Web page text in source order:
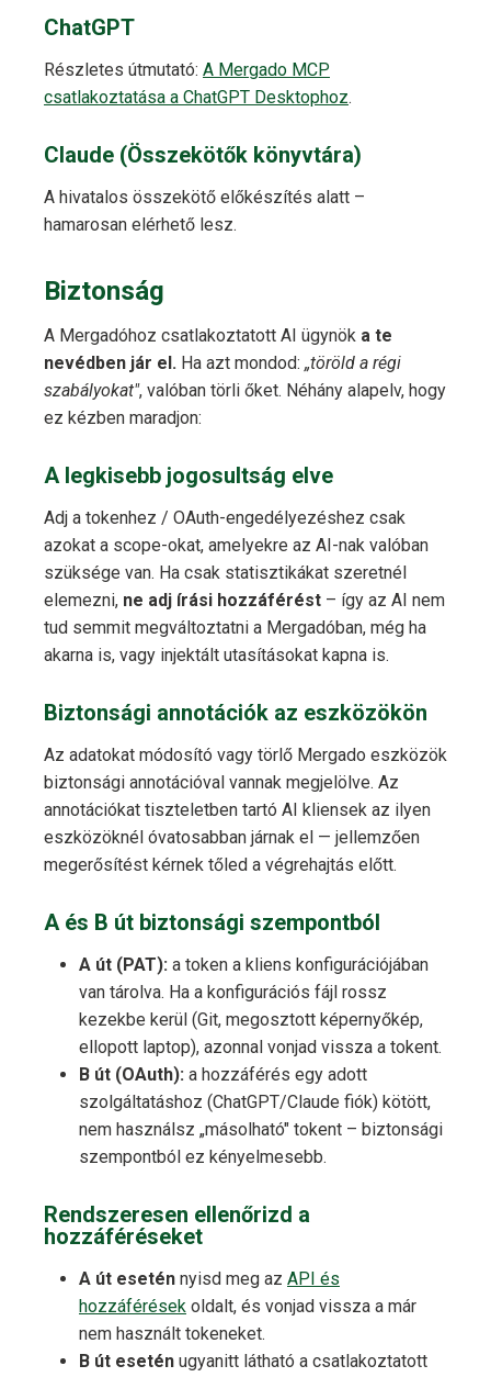
ChatGPT
Részletes útmutató: A Mergado MCP
csatlakoztatása a ChatGPT Desktophoz.
Claude (Összekötők könyvtára)
A hivatalos összekötő előkészítés alatt –
hamarosan elérhető lesz.
Biztonság
A Mergadóhoz csatlakoztatott AI ügynök a te
nevédben jár el. Ha azt mondod: „töröld a régi
szabályokat", valóban törli őket. Néhány alapelv, hogy
ez kézben maradjon:
A legkisebb jogosultság elve
Adj a tokenhez / OAuth-engedélyezéshez csak
azokat a scope-okat, amelyekre az AI-nak valóban
szüksége van. Ha csak statisztikákat szeretnél
elemezni, ne adj írási hozzáférést – így az AI nem
tud semmit megváltoztatni a Mergadóban, még ha
akarna is, vagy injektált utasításokat kapna is.
Biztonsági annotációk az eszközökön
Az adatokat módosító vagy törlő Mergado eszközök
biztonsági annotációval vannak megjelölve. Az
annotációkat tiszteletben tartó AI kliensek az ilyen
eszközöknél óvatosabban járnak el — jellemzően
megerősítést kérnek tőled a végrehajtás előtt.
A és B út biztonsági szempontból
A út (PAT): a token a kliens konfigurációjában
van tárolva. Ha a konfigurációs fájl rossz
kezekbe kerül (Git, megosztott képernyőkép,
ellopott laptop), azonnal vonjad vissza a tokent.
B út (OAuth): a hozzáférés egy adott
szolgáltatáshoz (ChatGPT/Claude fiók) kötött,
nem használsz „másolható" tokent – biztonsági
szempontból ez kényelmesebb.
Rendszeresen ellenőrizd a
hozzáféréseket
A út esetén nyisd meg az API és
hozzáférések oldalt, és vonjad vissza a már
nem használt tokeneket.
B út esetén ugyanitt látható a csatlakoztatott